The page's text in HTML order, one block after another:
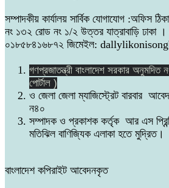
সম্পাদকীয় কার্যালয় সার্বিক যোগাযোগ :অফিস
নং ১৩২ রোড নং ১/২ উত্তর যাত্রাবাড়ি ঢাকা
০১৮৫৮৪১৬৮৭২ জিমেইল:
গণপ্রজাতন্ত্রী বাংলাদেশ সরকার
পোর্টাল )
ও জেলা জেলা ম্যাজিস্ট্রেট বারবার
ন৪০
সম্পাদক ও প্রকাশক কর্তৃক আর এস
মতিঝিল বাণিজ্যিক এলাকা হতে মুদ্রিত।
বাংলাদেশ কপিরাইট আবেদনকৃত